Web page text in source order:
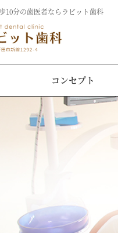
10分の歯医者ならラビット歯科
コンセプト